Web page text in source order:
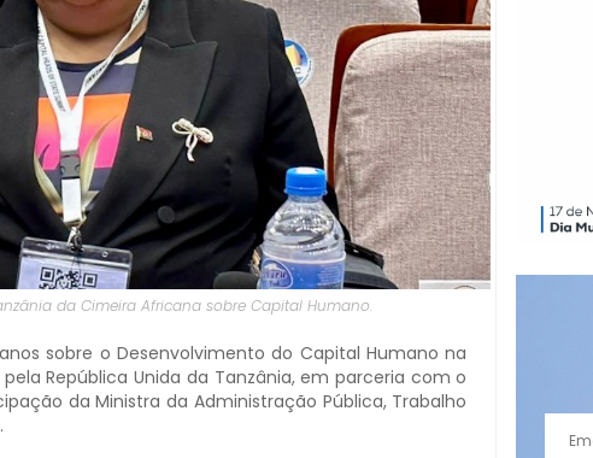
da Cimeira Africana sobre Capital Humano.
sobre o Desenvolvimento do Capital Humano na
República Unida da Tanzânia, em parceria com o
da Ministra da Administração Pública, Trabalho